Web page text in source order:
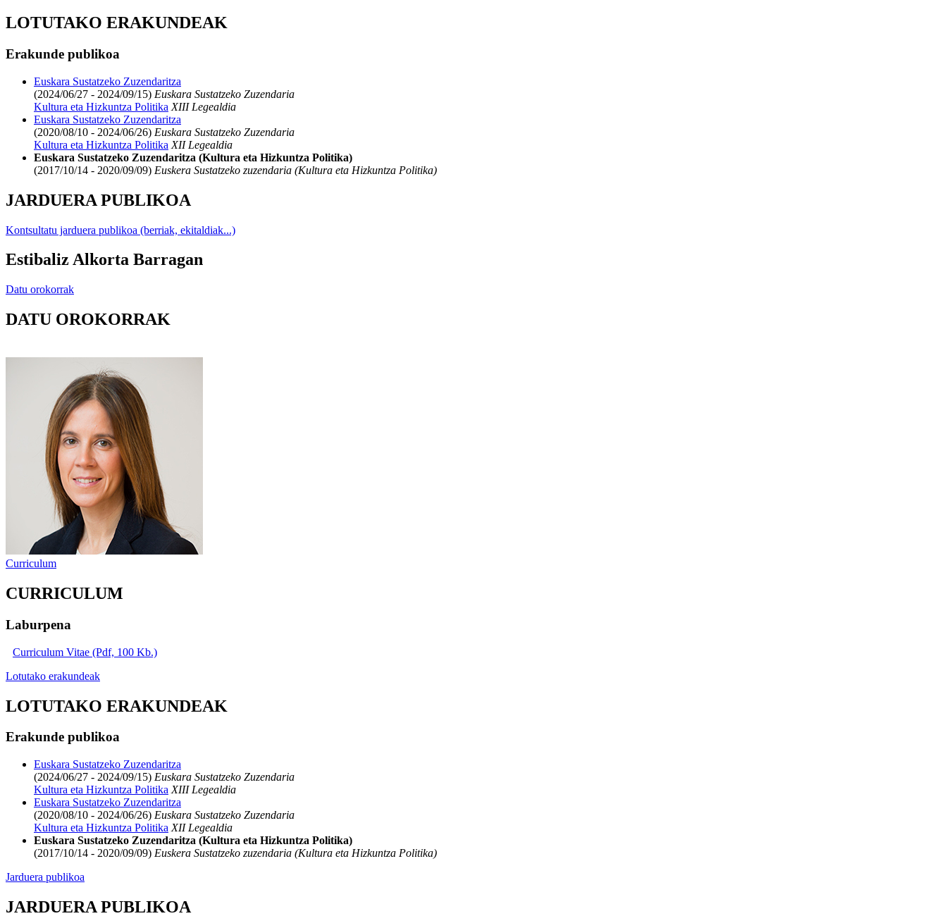
LOTUTAKO ERAKUNDEAK
Erakunde publikoa
Euskara Sustatzeko Zuzendaritza
(2024/06/27 - 2024/09/15) Euskara Sustatzeko Zuzendaria
Kultura eta Hizkuntza Politika XIII Legealdia
Euskara Sustatzeko Zuzendaritza
(2020/08/10 - 2024/06/26) Euskara Sustatzeko Zuzendaria
Kultura eta Hizkuntza Politika XII Legealdia
Euskara Sustatzeko Zuzendaritza (Kultura eta Hizkuntza Politika)
(2017/10/14 - 2020/09/09) Euskera Sustatzeko zuzendaria (Kultura eta Hizkuntza Politika)
JARDUERA PUBLIKOA
Kontsultatu jarduera publikoa (berriak, ekitaldiak...)
Estibaliz Alkorta Barragan
Datu orokorrak
DATU OROKORRAK
Curriculum
CURRICULUM
Laburpena
Curriculum Vitae (Pdf, 100 Kb.)
Lotutako erakundeak
LOTUTAKO ERAKUNDEAK
Erakunde publikoa
Euskara Sustatzeko Zuzendaritza
(2024/06/27 - 2024/09/15) Euskara Sustatzeko Zuzendaria
Kultura eta Hizkuntza Politika XIII Legealdia
Euskara Sustatzeko Zuzendaritza
(2020/08/10 - 2024/06/26) Euskara Sustatzeko Zuzendaria
Kultura eta Hizkuntza Politika XII Legealdia
Euskara Sustatzeko Zuzendaritza (Kultura eta Hizkuntza Politika)
(2017/10/14 - 2020/09/09) Euskera Sustatzeko zuzendaria (Kultura eta Hizkuntza Politika)
Jarduera publikoa
JARDUERA PUBLIKOA